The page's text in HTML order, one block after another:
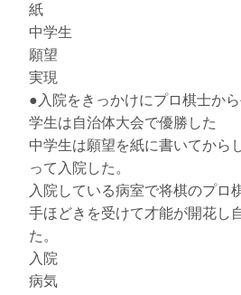
紙
中学生
願望
実現
●入院をきっかけにプロ棋士か
学生は自治体大会で優勝した
中学生は願望を紙に書いてから
って入院した。
入院している病室で将棋のプロ
手ほどきを受けて才能が開花し
た。
入院
病気